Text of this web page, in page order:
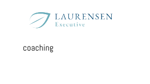
coaching